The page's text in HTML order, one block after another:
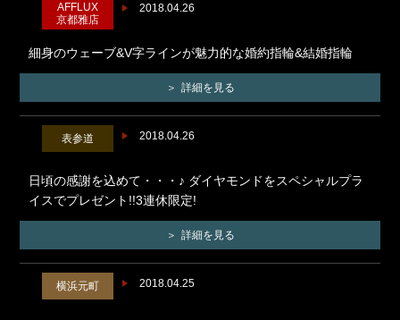
2018.04.26
AFFLUX
京都雅店
細身のウェーブ&V字ラインが魅力的な婚約指輪&結婚指輪
詳細を見る
2018.04.26
表参道
日頃の感謝を込めて・・・♪ ダイヤモンドをスペシャルプラ
イスでプレゼント!!3連休限定!
詳細を見る
2018.04.25
横浜元町